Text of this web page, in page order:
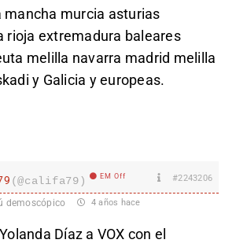
mancha murcia asturias
rioja extremadura baleares
melilla navarra madrid melilla
y Galicia y europeas.
(@califa79) EM Off #2243206
demoscópico 4 años hace
Díaz a VOX con el